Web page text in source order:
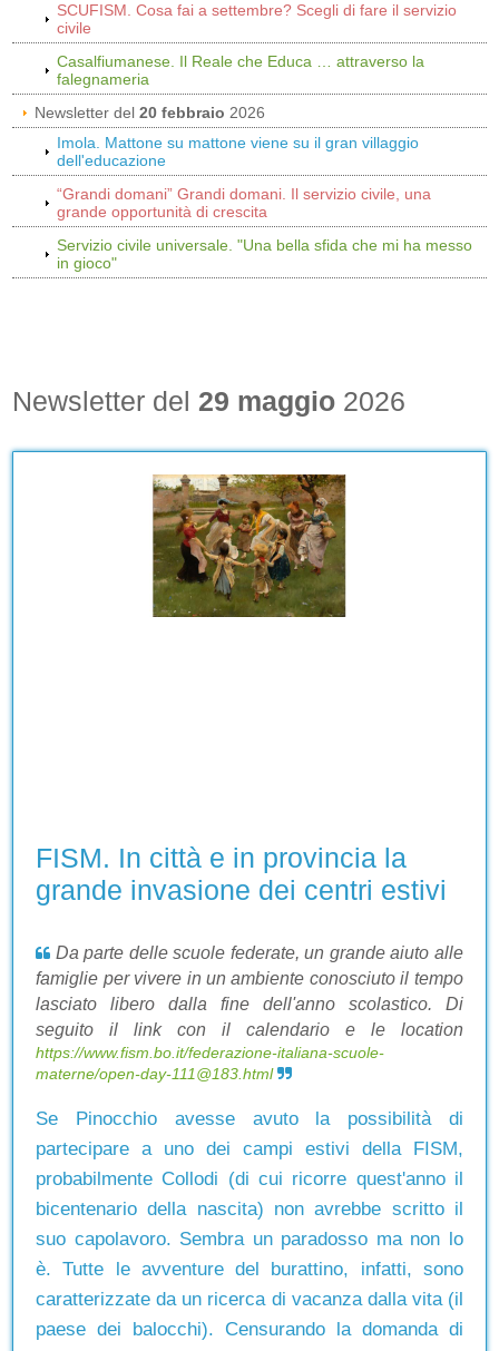
SCUFISM. Cosa fai a settembre? Scegli di fare il servizio
civile
Casalfiumanese. Il Reale che Educa … attraverso la
falegnameria
Newsletter del20 febbraio 2026
Imola. Mattone su mattone viene su il gran villaggio
dell'educazione
“Grandi domani” Grandi domani. Il servizio civile, una
grande opportunità di crescita
Servizio civile universale. "Una bella sfida che mi ha messo
in gioco"
Newsletter del 29 maggio 2026
FISM. In città e in provincia la
grande invasione dei centri estivi
Da parte delle scuole federate, un grande aiuto alle
famiglie per vivere in un ambiente conosciuto il tempo
lasciato libero dalla fine dell'anno scolastico. Di
seguito il link con il calendario e le location
https://www.fism.bo.it/federazione-italiana-scuole-
materne/open-day-111@183.html
Se Pinocchio avesse avuto la possibilità di
partecipare a uno dei campi estivi della FISM,
probabilmente Collodi (di cui ricorre quest'anno il
bicentenario della nascita) non avrebbe scritto il
suo capolavoro. Sembra un paradosso ma non lo
è. Tutte le avventure del burattino, infatti, sono
caratterizzate da un ricerca di vacanza dalla vita (il
paese dei balocchi). Censurando la domanda di